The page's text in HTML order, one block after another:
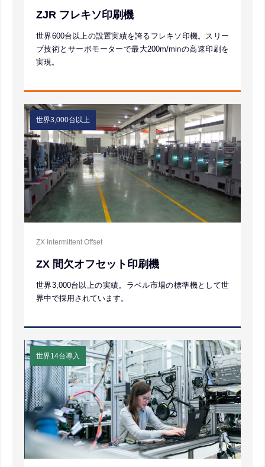
ZJR フレキソ印刷機
世界600台以上の設置実績を誇るフレキソ印機。スリー
ブ技術とサーボモーターで最大200m/minの高速印刷を
実現。
世界3,000台以上
ZX Intermittent Offset
ZX 間欠オフセット印刷機
世界3,000台以上の実績。ラベル市場の標準機として世
界中で採用されています。
世界14台導入